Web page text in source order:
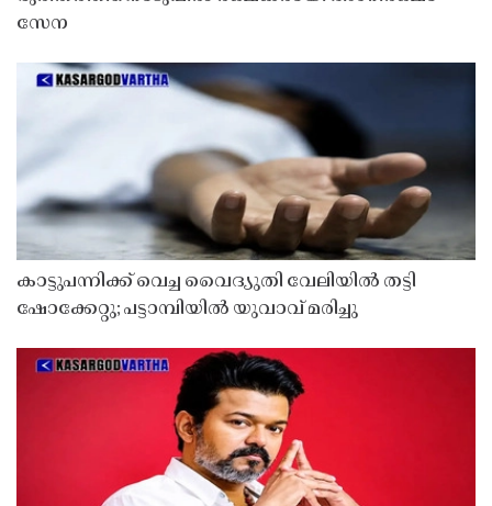
സേന
കാട്ടുപന്നിക്ക് വെച്ച വൈദ്യുതി വേലിയിൽ തട്ടി
ഷോക്കേറ്റു; പട്ടാമ്പിയിൽ യുവാവ് മരിച്ചു